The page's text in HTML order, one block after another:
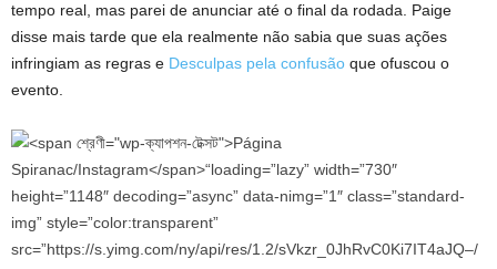
tempo real, mas parei de anunciar até o final da rodada. Paige
disse mais tarde que ela realmente não sabia que suas ações
infringiam as regras e Desculpas pela confusão que ofuscou o
evento.